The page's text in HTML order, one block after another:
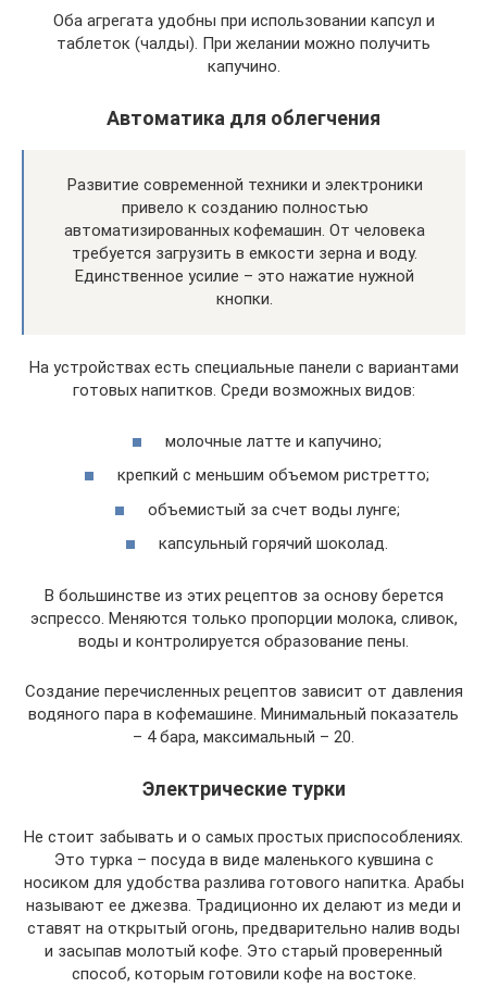
Оба агрегата удобны при использовании капсул и
таблеток (чалды). При желании можно получить
капучино.
Автоматика для облегчения
Развитие современной техники и электроники
привело к созданию полностью
автоматизированных кофемашин. От человека
требуется загрузить в емкости зерна и воду.
Единственное усилие – это нажатие нужной
кнопки.
На устройствах есть специальные панели с вариантами
готовых напитков. Среди возможных видов:
молочные латте и капучино;
крепкий с меньшим объемом ристретто;
объемистый за счет воды лунге;
капсульный горячий шоколад.
В большинстве из этих рецептов за основу берется
эспрессо. Меняются только пропорции молока, сливок,
воды и контролируется образование пены.
Создание перечисленных рецептов зависит от давления
водяного пара в кофемашине. Минимальный показатель
– 4 бара, максимальный – 20.
Электрические турки
Не стоит забывать и о самых простых приспособлениях.
Это турка – посуда в виде маленького кувшина с
носиком для удобства разлива готового напитка. Арабы
называют ее джезва. Традиционно их делают из меди и
ставят на открытый огонь, предварительно налив воды
и засыпав молотый кофе. Это старый проверенный
способ, которым готовили кофе на востоке.